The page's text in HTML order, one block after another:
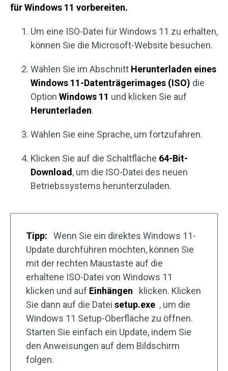
für Windows 11 vorbereiten.
Um eine ISO-Datei für Windows 11 zu erhalten,
können Sie die Microsoft-Website besuchen.
Wählen Sie im Abschnitt Herunterladen eines
Windows 11-Datenträgerimages (ISO) die
Option Windows 11 und klicken Sie auf
Herunterladen.
Wählen Sie eine Sprache, um fortzufahren.
Klicken Sie auf die Schaltfläche 64-Bit-
Download , um die ISO-Datei des neuen
Betriebssystems herunterzuladen.
Tipp:
Wenn Sie ein direktes Windows 11-
Update durchführen möchten, können Sie
mit der rechten Maustaste auf die
erhaltene ISO-Datei von Windows 11
klicken und auf Einhängen
klicken. Klicken
Sie dann auf die Datei setup.exe , um die
Windows 11 Setup-Oberfläche zu öffnen.
Starten Sie einfach ein Update, indem Sie
den Anweisungen auf dem Bildschirm
folgen.